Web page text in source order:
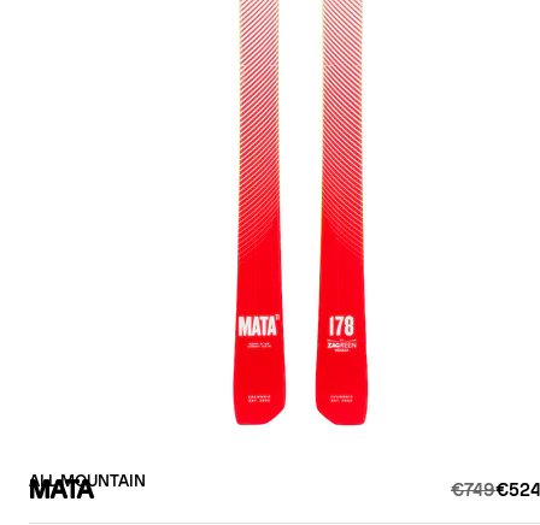
ALL MOUNTAIN
MATA €749